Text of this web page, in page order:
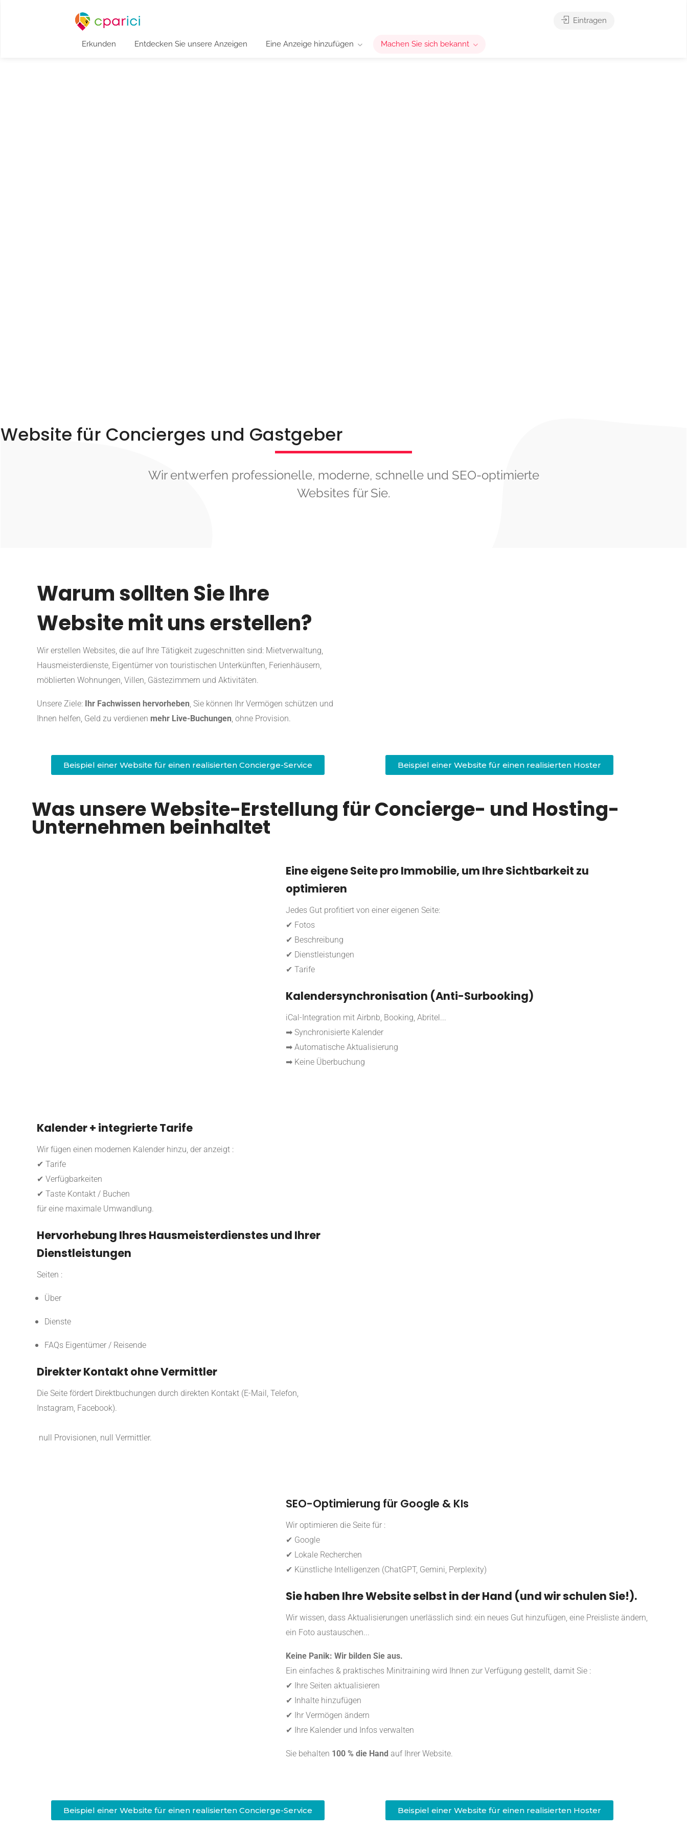
Erkunden Entdecken Sie unsere Anzeigen Eine Anzeige hinzufügen Machen Sie sich bekannt
Eintragen
Website für Concierges und Gastgeber
Wir entwerfen professionelle, moderne, schnelle und SEO-optimierte
Websites für Sie.
Warum sollten Sie Ihre
Website mit uns erstellen?
Wir erstellen Websites, die auf Ihre Tätigkeit zugeschnitten sind: Mietverwaltung,
Hausmeisterdienste, Eigentümer von touristischen Unterkünften, Ferienhäusern,
möblierten Wohnungen, Villen, Gästezimmern und Aktivitäten.
Unsere Ziele: Ihr Fachwissen hervorheben, Sie können Ihr Vermögen schützen und
Ihnen helfen, Geld zu verdienen mehr Live-Buchungen, ohne Provision.
Beispiel einer Website für einen realisierten Concierge-Service Beispiel einer Website für einen realisierten Hoster
Was unsere Website-Erstellung für Concierge- und Hosting-
Unternehmen beinhaltet
Eine eigene Seite pro Immobilie, um Ihre Sichtbarkeit zu
optimieren
Jedes Gut profitiert von einer eigenen Seite:
✔ Fotos
✔ Beschreibung
✔ Dienstleistungen
✔ Tarife
Kalendersynchronisation (Anti-Surbooking)
iCal-Integration mit Airbnb, Booking, Abritel...
➡ Synchronisierte Kalender
➡ Automatische Aktualisierung
➡ Keine Überbuchung
Kalender + integrierte Tarife
Wir fügen einen modernen Kalender hinzu, der anzeigt :
✔ Tarife
✔ Verfügbarkeiten
✔ Taste Kontakt / Buchen
für eine maximale Umwandlung.
Hervorhebung Ihres Hausmeisterdienstes und Ihrer
Dienstleistungen
Seiten :
Über
Dienste
FAQs Eigentümer / Reisende
Direkter Kontakt ohne Vermittler
Die Seite fördert Direktbuchungen durch direkten Kontakt (E-Mail, Telefon,
Instagram, Facebook).
null Provisionen, null Vermittler.
SEO-Optimierung für Google & KIs
Wir optimieren die Seite für :
✔ Google
✔ Lokale Recherchen
✔ Künstliche Intelligenzen (ChatGPT, Gemini, Perplexity)
Sie haben Ihre Website selbst in der Hand (und wir schulen Sie!).
Wir wissen, dass Aktualisierungen unerlässlich sind: ein neues Gut hinzufügen, eine Preisliste ändern,
ein Foto austauschen...
Keine Panik: Wir bilden Sie aus.
Ein einfaches & praktisches Minitraining wird Ihnen zur Verfügung gestellt, damit Sie :
✔ Ihre Seiten aktualisieren
✔ Inhalte hinzufügen
✔ Ihr Vermögen ändern
✔ Ihre Kalender und Infos verwalten
Sie behalten 100 % die Hand auf Ihrer Website.
Beispiel einer Website für einen realisierten Concierge-Service Beispiel einer Website für einen realisierten Hoster